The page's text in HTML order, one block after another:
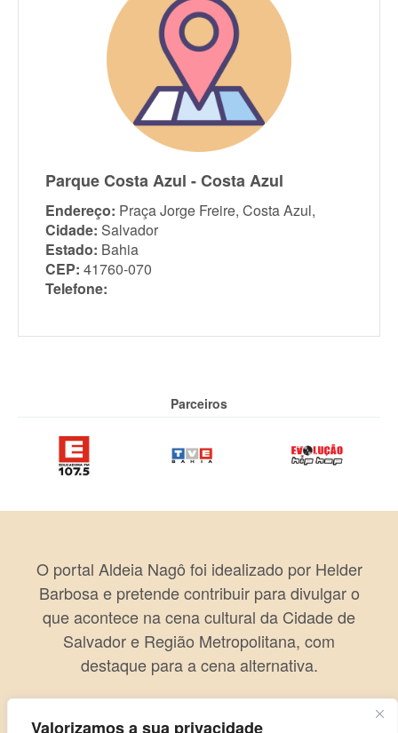
Valorizamos a sua privacidade
Parque Costa Azul - Costa Azul
Endereço: Praça Jorge Freire, Costa Azul,
Cidade: Salvador
Estado: Bahia
CEP: 41760-070
Telefone:
Parceiros
O portal Aldeia Nagô foi idealizado por Helder
Barbosa e pretende contribuir para divulgar o
que acontece na cena cultural da Cidade de
Salvador e Região Metropolitana, com
destaque para a cena alternativa.